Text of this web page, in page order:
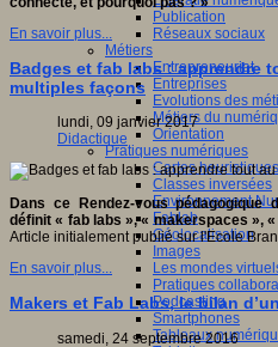
Publication
Réseaux sociaux
Métiers
Entrepreneuriat
Entreprises
Evolutions des
Métiers du
Orientation
Pratiques numériques
Cartes heuristiques
Classes inversées
Environnement
Fablab
Géolocalisation
Images
Les mondes
Pratiques
Podcasting
Smartphones
Tableaux
En savoir plus...
Badges et fab labs : apprendre
multiples façons
lundi, 09 janvier 2017
Didactique
Dans ce Rendez-vous pédagogique
définit « fab labs », « makerspaces »,
Article initialement publié sur l'Ecole
En savoir plus...
Makers et Fab Labs, le bilan
samedi, 24 septembre 2016